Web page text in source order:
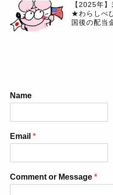
【2025年
★わらしべ
国後の配当
Name
Email *
Comment or Message *